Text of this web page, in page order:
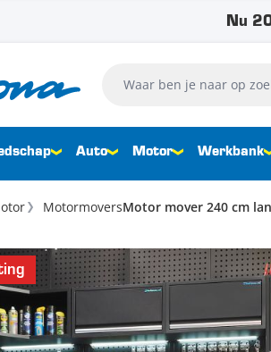
Nu
Waar ben je naar op zoek?
Auto Motor Werkbank
MotormoversMotor mover 240 cm